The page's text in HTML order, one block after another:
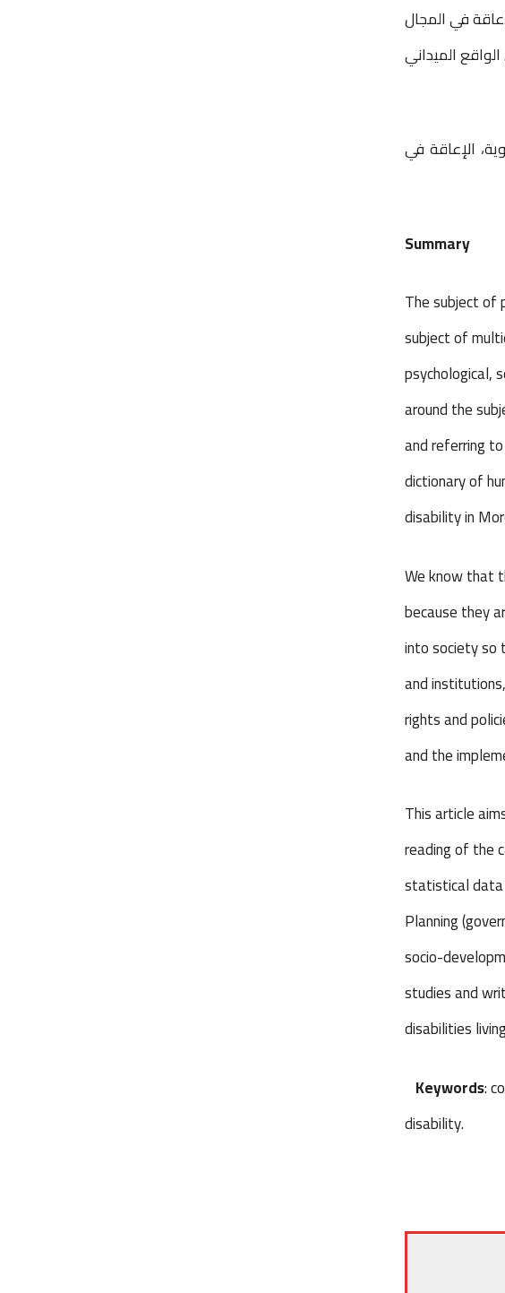
في المجال
الميداني
الإعاقة في
Summary
The subject of
subject of
psychological,
around the
and referring
dictionary of
disability in
We know that
because they
into society so
and
rights and
and the
This article
reading of the
statistical data
Planning
socio-
studies and
disabilities
Keywords:
disability.